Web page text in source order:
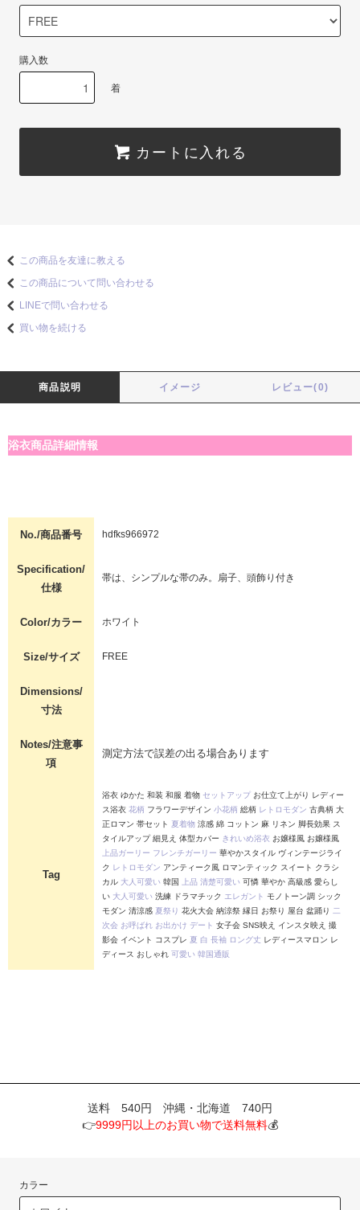
購入数
着
カートに入れる
この商品を友達に教える
この商品について問い合わせる
LINEで問い合わせる
買い物を続ける
商品説明 イメージ レビュー(0)
浴衣商品詳細情報
No./商品番号 hdfks966972
Specification/
仕様
帯は、シンプルな帯のみ。扇子、頭飾り付き
Color/カラー ホワイト
Size/サイズ FREE
Dimensions/
寸法
Notes/注意事
項
測定方法で誤差の出る場合あります
Tag
浴衣 ゆかた 和装 和服 着物 セットアップ お仕立て上がり レディー
ス浴衣 花柄 フラワーデザイン 小花柄 総柄 レトロモダン 古典柄 大
正ロマン 帯セット 夏着物 涼感 綿 コットン 麻 リネン 脚長効果 ス
タイルアップ 細見え 体型カバー きれいめ浴衣 お嬢様風 お嬢様風
上品ガーリー フレンチガーリー 華やかスタイル ヴィンテージライ
ク レトロモダン アンティーク風 ロマンティック スイート クラシ
カル 大人可愛い 韓国 上品 清楚可愛い 可憐 華やか 高級感 愛らし
い 大人可愛い 洗練 ドラマチック エレガント モノトーン調 シック
モダン 清涼感 夏祭り 花火大会 納涼祭 縁日 お祭り 屋台 盆踊り 二
次会 お呼ばれ お出かけ デート 女子会 SNS映え インスタ映え 撮
影会 イベント コスプレ 夏 白 長袖 ロング丈 レディースマロン レ
ディース おしゃれ 可愛い 韓国通販
送料 540円 沖縄・北海道 740円
👉9999円以上のお買い物で送料無料💰
カラー